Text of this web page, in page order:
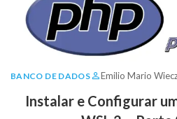
BANCO DE DADOS Emilio Mario
Instalar e Configurar